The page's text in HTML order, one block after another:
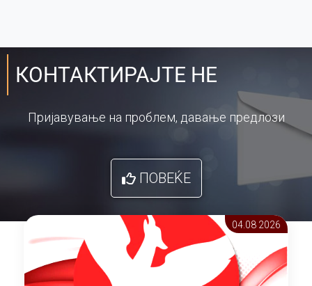
КОНТАКТИРАЈТЕ НЕ
Пријавување на проблем, давање предлози
ПОВЕЌЕ
04.08 2026